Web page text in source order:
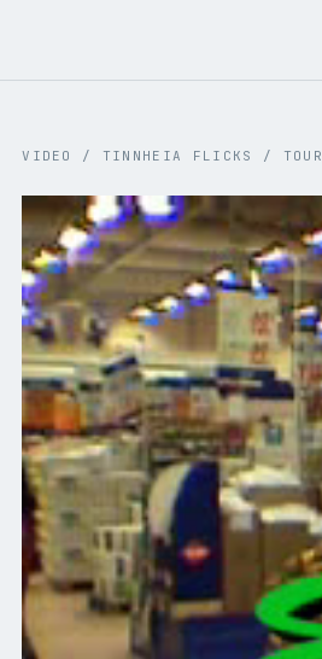
VIDEO / TINNHEIA FLICKS /